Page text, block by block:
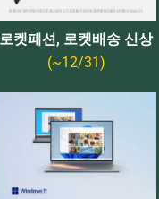
로켓패션, 로켓배송 신상
(~12/31)